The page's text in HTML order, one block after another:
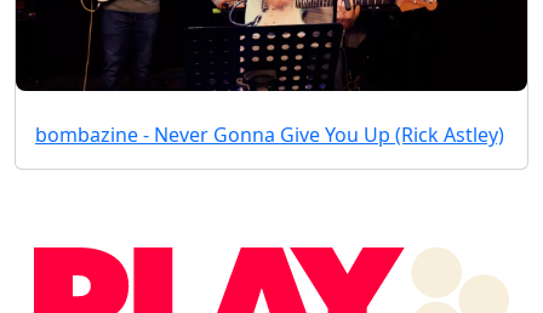
bombazine - Never Gonna Give You Up (Rick Astley)